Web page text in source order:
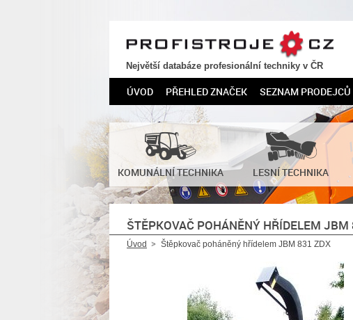
PROFISTROJE.CZ
Největší databáze profesionální techniky v ČR
ÚVOD PŘEHLED ZNAČEK SEZNAM PRODEJCŮ
KOMUNÁLNÍ TECHNIKA LESNÍ TECHNIKA
ŠTĚPKOVAČ POHÁNĚNÝ HŘÍDELEM
Úvod Štěpkovač poháněný hřídelem JBM 831 ZDX